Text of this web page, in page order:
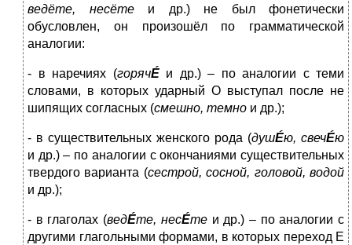
ведёте, несётеи др.) не был фонетически
обусловлен, он произошёл по грамматической
аналогии:
- в наречиях (горячÉи др.) – по аналогии с теми
словами, в которых ударный О выступал после не
шипящих согласных (смешно, темно и др.);
- в существительных женского рода (душÉю, свечÉю
и др.) – по аналогии с окончаниями существительных
твердого варианта (сестрой, сосной, головой, водой
и др.);
- в глаголах (ведÉте, несÉтеи др.) – по аналогии с
другими глагольными формами, в которых переход Е